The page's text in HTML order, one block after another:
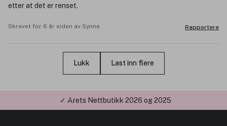
etter at det er renset.
Skrevet for 6 år siden av Synne Rapportere
Lukk Last inn flere
✓ Årets Nettbutikk 2026 og 2025